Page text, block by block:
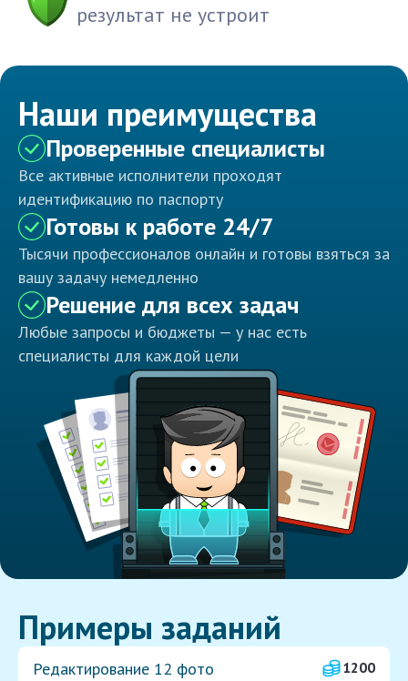
результат не устроит
Наши преимущества
Проверенные специалисты
Все активные исполнители проходят
идентификацию по паспорту
Готовы к работе 24/7
Тысячи профессионалов онлайн и готовы взяться за
вашу задачу немедленно
Решение для всех задач
Любые запросы и бюджеты — у нас есть
специалисты для каждой цели
Примеры заданий
Редактирование 12 фото
1200